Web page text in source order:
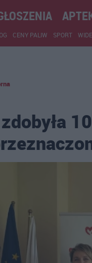
CENY PALIW SPORT